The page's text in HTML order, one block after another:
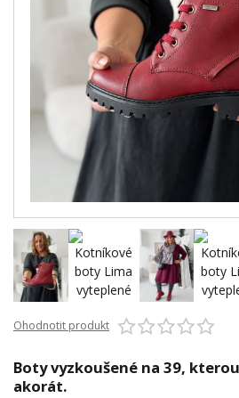
Ohodnotit produkt
Boty vyzkoušené na 39,
akorát.